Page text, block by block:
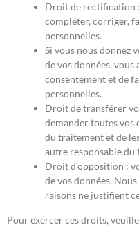
Droit de rectification
compléter, corriger,
personnelles.
Si vous nous donnez
de vos données,
consentement et de
personnelles.
Droit de transférer
demander toutes vos
du traitement et de
autre responsable du
Droit d’opposition :
de vos données.
raisons ne justifient
Pour exercer ces droits,